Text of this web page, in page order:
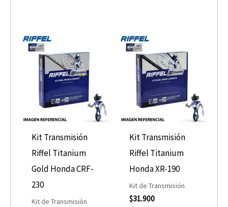
Kit Transmisión
Riffel Titanium
Gold Honda CRF-
230
Kit de Transmisión
Kit Transmisión
Riffel Titanium
Honda XR-190
Kit de Transmisión
$31.900